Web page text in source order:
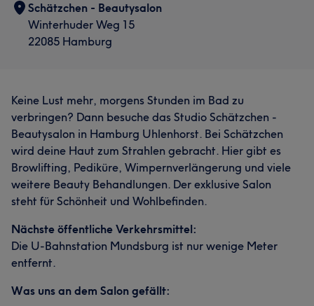
Schätzchen - Beautysalon
Winterhuder Weg 15
22085 Hamburg
Keine Lust mehr, morgens Stunden im Bad zu
verbringen? Dann besuche das Studio Schätzchen -
Beautysalon in Hamburg Uhlenhorst. Bei Schätzchen
wird deine Haut zum Strahlen gebracht. Hier gibt es
Browlifting, Pediküre, Wimpernverlängerung und viele
weitere Beauty Behandlungen. Der exklusive Salon
steht für Schönheit und Wohlbefinden.
Nächste öffentliche Verkehrsmittel:
Die U-Bahnstation Mundsburg ist nur wenige Meter
entfernt.
Was uns an dem Salon gefällt: